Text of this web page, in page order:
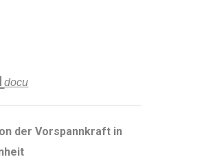
docu
der Vorspannkraft in